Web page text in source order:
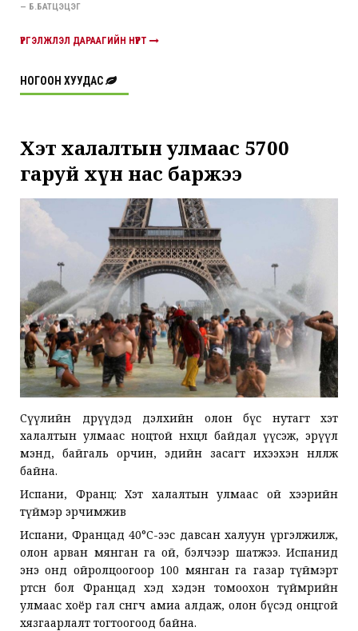
— Б.БАТЦЭЦЭГ
ҮРГЭЛЖЛЭЛ ДАРААГИЙН НҮҮРТ
НОГООН ХУУДАС
Хэт халалтын улмаас 5700
гаруй хүн нас баржээ
Сүүлийн өдрүүдэд дэлхийн олон бүс нутагт хэт
халалтын улмаас ноцтой нөхцөл байдал үүсэж, эрүүл
мэнд, байгаль орчин, эдийн засагт ихээхэн нөлөөлж
байна.
Испани, Франц: Хэт халалтын улмаас ой хээрийн
түймэр эрчимжив
Испани, Францад 40°C-ээс давсан халуун үргэлжилж,
олон арван мянган га ой, бэлчээр шатжээ. Испанид
энэ онд ойролцоогоор 100 мянган га газар түймэрт
өртсөн бол Францад хэд хэдэн томоохон түймрийн
улмаас хоёр гал сөнөөгч амиа алдаж, олон бүсэд онцгой
хязгаарлалт тогтоогоод байна.